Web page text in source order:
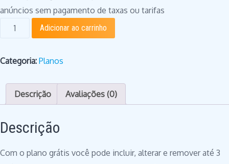
anúncios sem pagamento de taxas ou tarifas
Plano
Adicionar ao carrinho
Categoria: Planos
Descrição Avaliações (0)
Descrição
Com o plano grátis você pode incluir, alterar e remover até 3